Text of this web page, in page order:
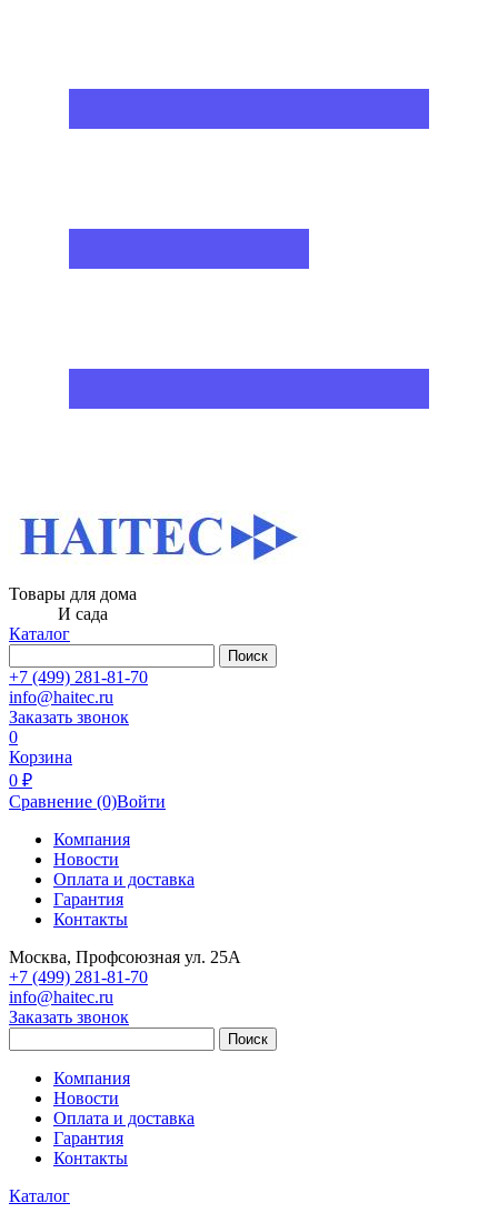
Товары для дома
И сада
Каталог
Поиск
+7 (499) 281-81-70
info@haitec.ru
Заказать звонок
0
Корзина
0 ₽
Сравнение (0)Войти
Компания
Новости
Оплата и доставка
Гарантия
Контакты
Москва, Профсоюзная ул. 25А
+7 (499) 281-81-70
info@haitec.ru
Заказать звонок
Поиск
Компания
Новости
Оплата и доставка
Гарантия
Контакты
Каталог